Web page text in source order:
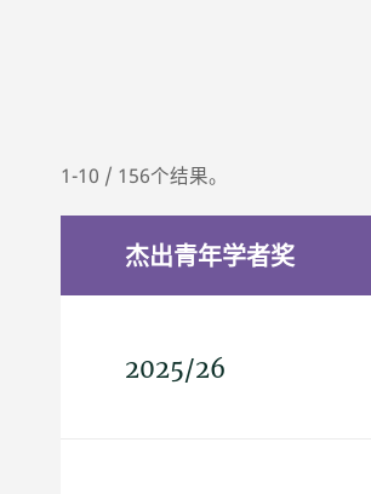
1-10 / 156个结果。
杰出青年学者奖
2025/26